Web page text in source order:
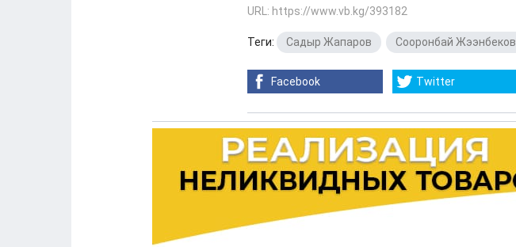
URL: https://www.vb.kg/393182
Теги: Садыр Жапаров Сооронбай Жээнбеков
Facebook Twitter